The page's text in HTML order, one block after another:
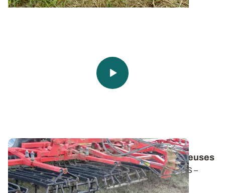
Prairies : réussir un sur-semis de légumineuses
En partenariat avec Semences de France, ARVALIS –
Institut du végétal teste sur sa ferme...